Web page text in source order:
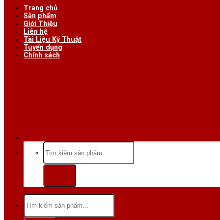
Trang chủ
Sản phẩm
Giới Thiệu
Liên hệ
Tài Liệu Kỹ Thuật
Tuyển dụng
Chính sách
Tìm
kiếm:
Tìm
kiếm: